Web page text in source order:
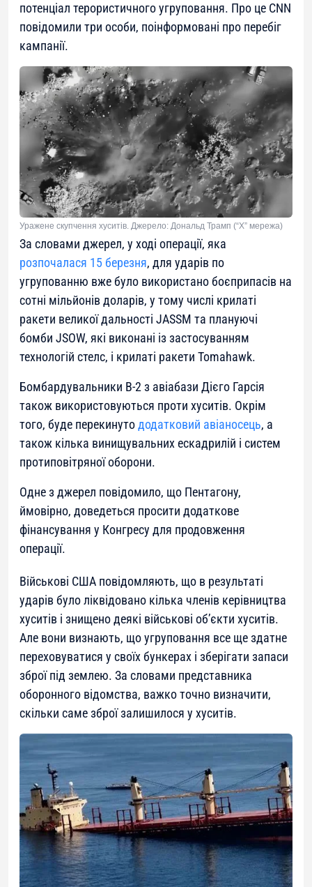
потенціал терористичного угруповання. Про це CNN
повідомили три особи, поінформовані про перебіг
кампанії.
Уражене скупчення хуситів. Джерело: Дональд Трамп (“Х” мережа)
За словами джерел, у ході операції, яка
розпочалася 15 березня, для ударів по
угрупованню вже було використано боєприпасів на
сотні мільйонів доларів, у тому числі крилаті
ракети великої дальності JASSM та плануючі
бомби JSOW, які виконані із застосуванням
технологій стелс, і крилаті ракети Tomahawk.
Бомбардувальники B-2 з авіабази Дієго Гарсія
також використовуються проти хуситів. Окрім
того, буде перекинутододатковий авіаносець, а
також кілька винищувальних ескадрилій і систем
протиповітряної оборони.
Одне з джерел повідомило, що Пентагону,
ймовірно, доведеться просити додаткове
фінансування у Конгресу для продовження
операції.
Військові США повідомляють, що в результаті
ударів було ліквідовано кілька членів керівництва
хуситів і знищено деякі військові об’єкти хуситів.
Але вони визнають, що угруповання все ще здатне
переховуватися у своїх бункерах і зберігати запаси
зброї під землею. За словами представника
оборонного відомства, важко точно визначити,
скільки саме зброї залишилося у хуситів.